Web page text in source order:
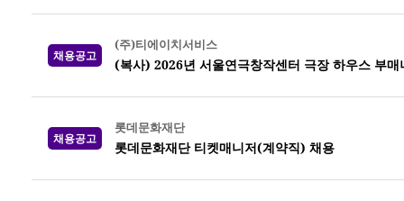
채용공고
(주)티에이치서비스
(복사) 2026년 서울연극창작센터 극장 하우스 부
채용공고
롯데문화재단
롯데문화재단 티켓매니저(계약직) 채용